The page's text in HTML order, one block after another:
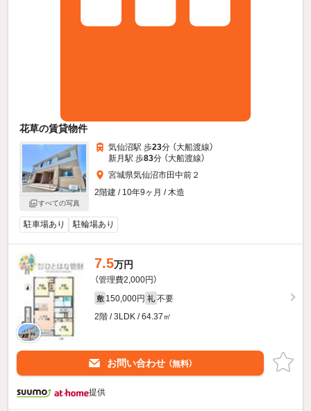
花草の賃貸物件
すべての写真
気仙沼駅 歩23分 （大船渡線）
新月駅 歩83分 （大船渡線）
宮城県気仙沼市田中前２
2階建 / 10年9ヶ月 / 木造
駐車場あり 駐輪場あり
7.5万円
（管理費2,000円）
敷 150,000円 礼 不要
2階 / 3LDK / 64.37㎡
お問い合わせ （無料）
提供